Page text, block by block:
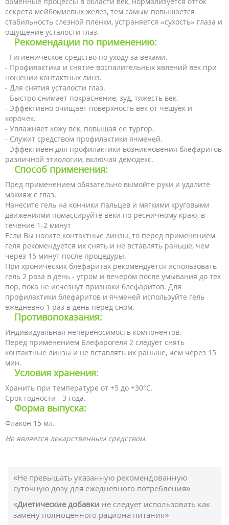
секрета мейбомиевых желез, тем самым повышается
стабильность слезной пленки, устраняется «сухость» глаза и
ощущение усталости глаз.
Рекомендации по применению:
- Гигиеническое средство по уходу за веками.
- Профилактика и снятие воспалительных явлений век при
ношении контактных линз.
- Для снятия усталости глаз.
- Быстро снимает покраснение, зуд, тяжесть век.
- Эффективно очищает поверхность век от чешуек и
корочек.
- Увлажняет кожу век, повышая ее тургор.
- Служит средством профилактики ячменей.
- Эффективен для профилактики возникновения блефаритов
различной этиологии, включая демодекс.
Способ применения:
Пред применением обязательно вымойте руки и удалите
макияж с глаз.
Нанесите гель на кончики пальцев и мягкими круговыми
движениями помассируйте веки по ресничному краю, в
течение 1-2 минут
Если Вы носите контактные линзы, то перед применением
геля рекомендуется их снять и не вставлять раньше, чем
через 15 минут после процедуры.
При хронических блефаритах рекомендуется использовать
гель 2 раза в день - утром и вечером после умывания до тех
пор, пока не исчезнут признаки блефаритов. Для
профилактики блефаритов и ячменей используйте гель
ежедневно 1 раз в день перед сном.
Противопоказания:
Индивидуальная непереносимость компонентов.
Перед применением Блефарогеля 2 следует снять
контактные линзы и не вставлять их раньше, чем через 15
мин.
Условия хранения:
Хранить при температуре от +5 до +30°С.
Срок годности - 3 года.
Форма выпуска:
Флакон 15 мл.
Не является лекарственным средством.
«Не превышать указанную рекомендованную
суточную дозу для ежедневного потребления»
«Диетические добавки не следует использовать как
замену полноценного рациона питания»